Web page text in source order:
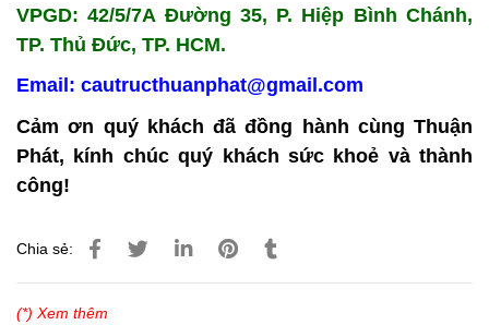
VPGD: 42/5/7A Đường 35, P. Hiệp Bình Chánh,
TP. Thủ Đức, TP. HCM.
Email: cautructhuanphat@gmail.com
Cảm ơn quý khách đã đồng hành cùng Thuận
Phát, kính chúc quý khách sức khoẻ và thành
công!
Chia sẻ:
(*) Xem thêm